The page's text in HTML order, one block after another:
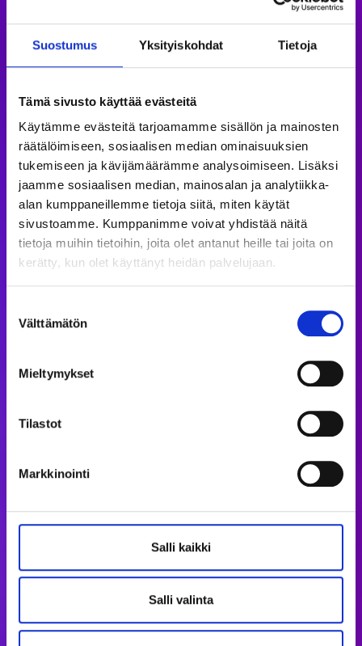
Suostumus Yksityiskohdat Tietoja
Tämä sivusto käyttää evästeitä
Käytämme evästeitä tarjoamamme sisällön ja mainosten
räätälöimiseen, sosiaalisen median ominaisuuksien
tukemiseen ja kävijämäärämme analysoimiseen. Lisäksi
jaamme sosiaalisen median, mainosalan ja analytiikka-
alan kumppaneillemme tietoja siitä, miten käytät
sivustoamme. Kumppanimme voivat yhdistää näitä
tietoja muihin tietoihin, joita olet antanut heille tai joita on
kerätty, kun olet käyttänyt heidän palvelujaan.
valinta
Välttämätön
Mieltymykset
Tilastot
Markkinointi
Salli kaikki
Salli valinta